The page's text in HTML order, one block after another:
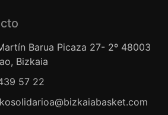
Barua Picaza 27- 2º 48003
Bizkaia
57 22